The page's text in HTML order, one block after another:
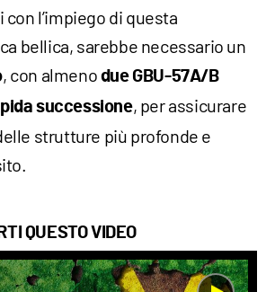
l’impiego di questa
bellica, sarebbe necessario un
, con almeno due GBU-57A/B
successione, per assicurare
strutture più profonde e
QUESTO VIDEO